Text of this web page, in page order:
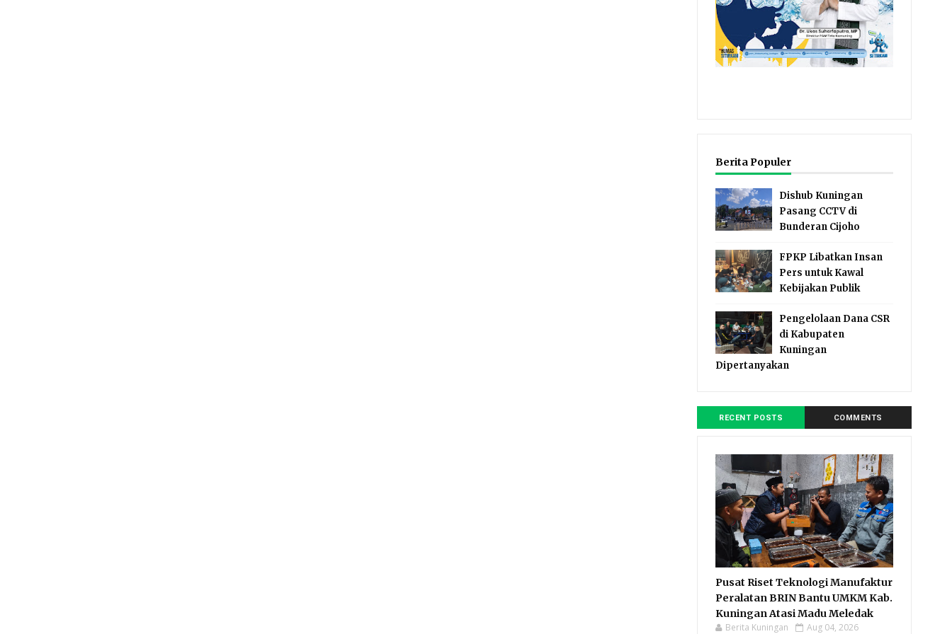
Berita Populer
Dishub Kuningan
Pasang CCTV di
Bunderan Cijoho
FPKP Libatkan Insan
Pers untuk Kawal
Kebijakan Publik
Pengelolaan Dana CSR
di Kabupaten
Kuningan
Dipertanyakan
RECENT POSTS COMMENTS
Pusat Riset Teknologi Manufaktur
Peralatan BRIN Bantu UMKM Kab.
Kuningan Atasi Madu Meledak
Berita Kuningan Aug 04, 2026